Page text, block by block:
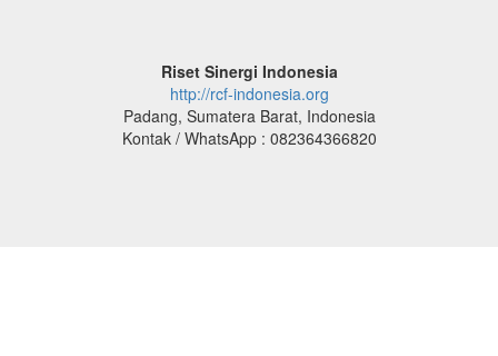
Riset Sinergi Indonesia
http://rcf-indonesia.org
Padang, Sumatera Barat, Indonesia
Kontak / WhatsApp : 082364366820